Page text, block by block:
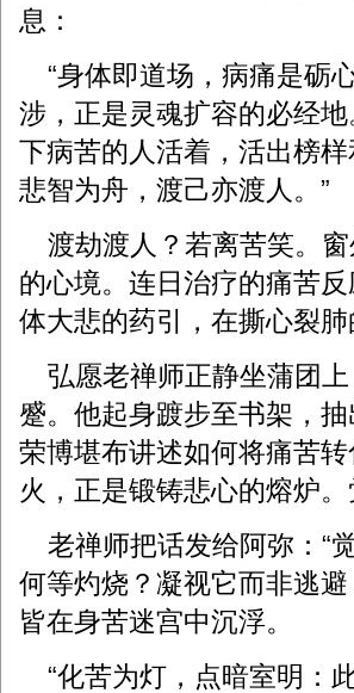
息：
“身体即道场，病痛是砺
涉，正是灵魂扩容的必经
下病苦的人活着，活出榜
悲智为舟，渡己亦渡人。”
渡劫渡人？若离苦笑。
的心境。连日治疗的痛苦
体大悲的药引，在撕心裂
弘愿老禅师正静坐蒲团
蹙。他起身踱步至书架，
荣博堪布讲述如何将痛苦
火，正是锻铸悲心的熔炉
老禅师把话发给阿弥：“
何等灼烧？凝视它而非逃
皆在身苦迷宫中沉浮。
“化苦为灯，点暗室明：